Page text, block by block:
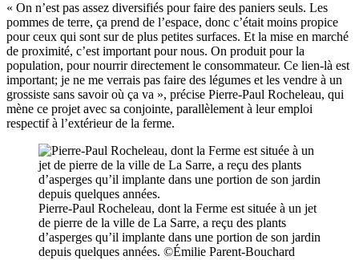
« On n’est pas assez diversifiés pour faire des paniers seuls. Les
pommes de terre, ça prend de l’espace, donc c’était moins propice
pour ceux qui sont sur de plus petites surfaces. Et la mise en marché
de proximité, c’est important pour nous. On produit pour la
population, pour nourrir directement le consommateur. Ce lien-là est
important; je ne me verrais pas faire des légumes et les vendre à un
grossiste sans savoir où ça va », précise Pierre-Paul Rocheleau, qui
mène ce projet avec sa conjointe, parallèlement à leur emploi
respectif à l’extérieur de la ferme.
Pierre-Paul Rocheleau, dont la Ferme est située à un jet
de pierre de la ville de La Sarre, a reçu des plants
d’asperges qu’il implante dans une portion de son jardin
depuis quelques années. ©Émilie Parent-Bouchard